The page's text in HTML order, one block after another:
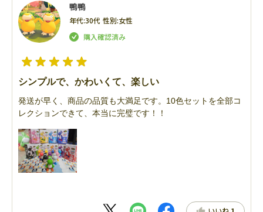
鴨鴨
年代:30代 性別:女性
シンプルで、かわいくて、楽しい
発送が早く、商品の品質も大満足です。10色セットを全部コ
レクションできて、本当に完璧です！！